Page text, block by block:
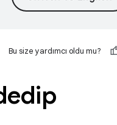
Bu size yardımcı oldu mu?